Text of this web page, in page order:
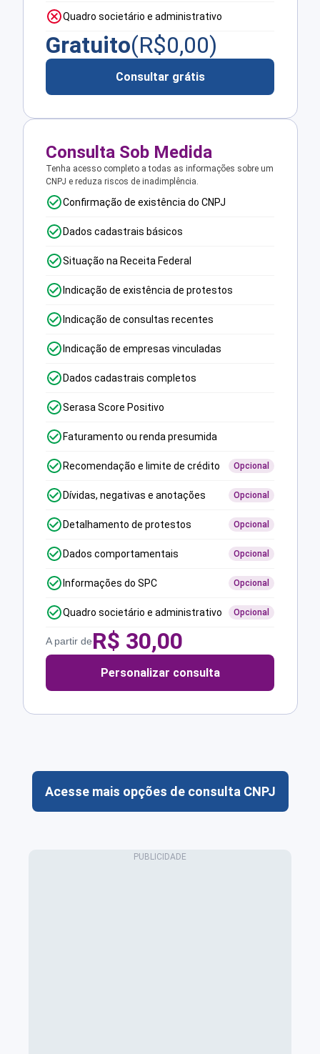
Quadro societário e administrativo
Gratuito(R$0,00)
Consultar grátis
Consulta Sob Medida
Tenha acesso completo a todas as informações sobre um
CNPJ e reduza riscos de inadimplência.
Confirmação de existência do CNPJ
Dados cadastrais básicos
Situação na Receita Federal
Indicação de existência de protestos
Indicação de consultas recentes
Indicação de empresas vinculadas
Dados cadastrais completos
Serasa Score Positivo
Faturamento ou renda presumida
Recomendação e limite de crédito Opcional
Dívidas, negativas e anotações Opcional
Detalhamento de protestos Opcional
Dados comportamentais Opcional
Informações do SPC Opcional
Quadro societário e administrativo Opcional
A partir deR$ 30,00
Personalizar consulta
Acesse mais opções de consulta CNPJ